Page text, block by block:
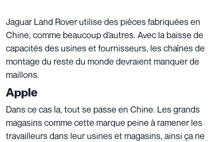
Jaguar Land Rover utilise des pièces fabriquées en
Chine, comme beaucoup d’autres. Avec la baisse de
capacités des usines et fournisseurs, les chaînes de
montage du reste du monde devraient manquer de
maillons.
Apple
Dans ce cas la, tout se passe en Chine. Les grands
magasins comme cette marque peine à ramener les
travailleurs dans leur usines et magasins, ainsi ça ne